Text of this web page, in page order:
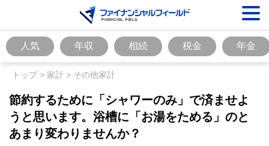
人気 年収 相続 税金 年金
トップ> 家計 > その他家計
節約するために「シャワーのみ」で済ませよ
うと思います。浴槽に「お湯をためる」のと
あまり変わりませんか？